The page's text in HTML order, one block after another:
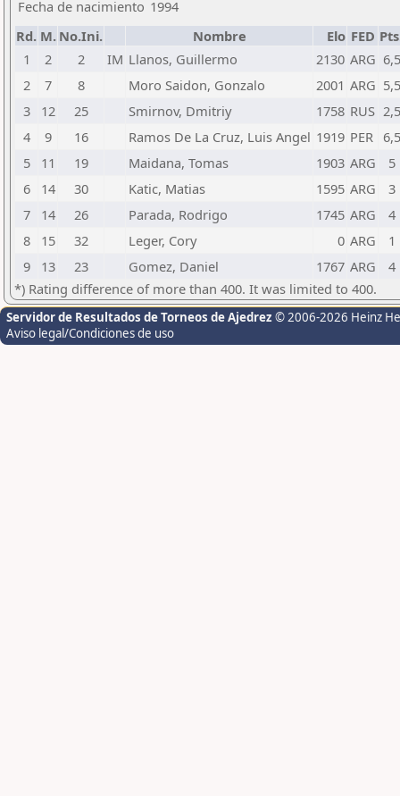
Fecha de nacimiento 1994
Rd. M. No.Ini. Nombre Elo FED
1
2 2 IM Llanos, Guillermo 2130 ARG 6,5
2
7 8 Moro Saidon, Gonzalo 2001 ARG 5,5
3
12 25 Smirnov, Dmitriy 1758 RUS 2,5
4
9 16 Ramos De La Cruz, Luis Angel 1919 PER 6,5
5
11 19 Maidana, Tomas 1903 ARG
5
6
14 30 Katic, Matias 1595 ARG
3
7
14 26 Parada, Rodrigo 1745 ARG
4
8
15 32 Leger, Cory 0 ARG
1
9
13 23 Gomez, Daniel 1767 ARG
4
*) Rating difference of more than 400. It was limited to 400.
Servidor de Resultados de Torneos de Ajedrez © 2006-2026 Heinz
Aviso legal/Condiciones de uso